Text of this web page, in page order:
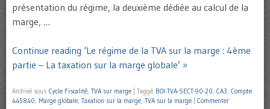
présentation du régime, la deuxième dédiée au calcul de la
marge, …
Continue reading ‘Le régime de la TVA sur la marge : 4ème
partie – La taxation sur la marge globale’ »
Archivé sous Cycle Fiscalité, TVA sur marge Taggé BOI-TVA-SECT-90-20, CA3, Compte
445840, Marge globale, Taxation sur la marge, TVA sur la marge Commenter